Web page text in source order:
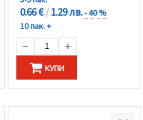
0.66 €/1.29 лв.- 40 %
10 пак. +
КУПИ